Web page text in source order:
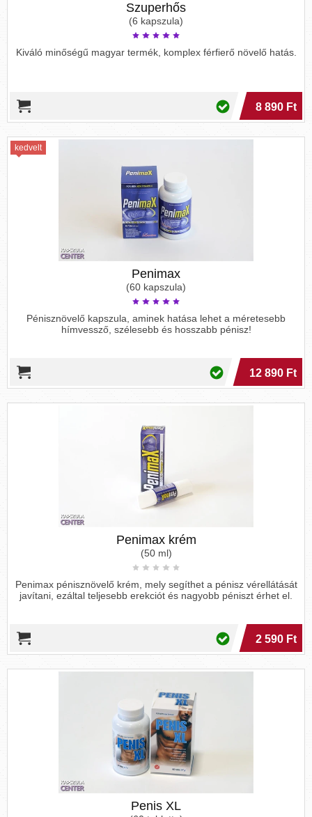
Szuperhős
(6 kapszula)
Kiváló minőségű magyar termék, komplex férfierő növelő hatás.
8 890 Ft
kedvelt
Penimax
(60 kapszula)
Pénisznövelő kapszula, aminek hatása lehet a méretesebb
hímvessző, szélesebb és hosszabb pénisz!
12 890 Ft
Penimax krém
(50 ml)
Penimax pénisznövelő krém, mely segíthet a pénisz vérellátását
javítani, ezáltal teljesebb erekciót és nagyobb péniszt érhet el.
2 590 Ft
Penis XL